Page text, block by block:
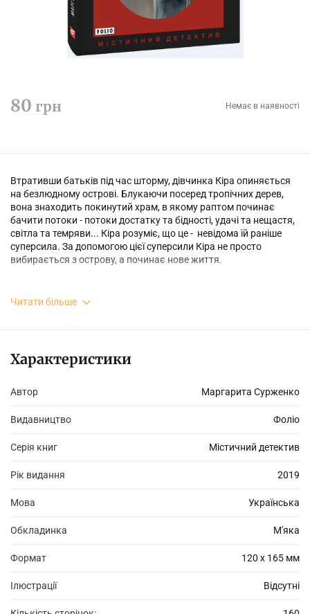
80 грн Немає в наявності
Втративши батьків під час шторму, дівчинка Кіра опиняється
на безлюдному острові. Блукаючи посеред тропічних дерев,
вона знаходить покинутий храм, в якому раптом починає
бачити потоки - потоки достатку та бідності, удачі та нещастя,
світла та темряви... Кіра розуміє, що це - невідома їй раніше
суперсила. За допомогою цієї суперсили Кіра не просто
вибирається з острову, а починає нове життя.
таланту призводить до того, що дехто хоче присвоїти її
недописану книгу і взагалі… вбити її. Чи допоможе Кірі її
Читати більше
Характеристики
Автор Маргарита Сурженко
Видавництво Фоліо
Серія книг Містичний детектив
Рік видання 2019
Мова Українська
Обкладинка М'яка
Формат 120 х 165 мм
Ілюстрації Відсутні